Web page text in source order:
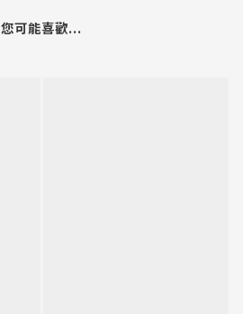
您可能喜歡...